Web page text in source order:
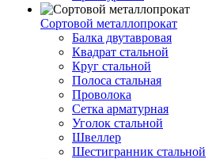
Сортовой металлопрокат
Балка двутавровая
Квадрат стальной
Круг стальной
Полоса стальная
Проволока
Сетка арматурная
Уголок стальной
Швеллер
Шестигранник стальной